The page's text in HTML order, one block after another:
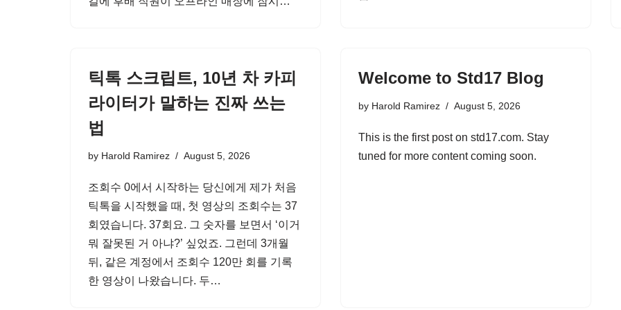
틱톡 스크립트, 10년 차 카피
라이터가 말하는 진짜 쓰는
법
by Harold Ramirez August 5, 2026
조회수 0에서 시작하는 당신에게 제가 처음
틱톡을 시작했을 때, 첫 영상의 조회수는 37
회였습니다. 37회요. 그 숫자를 보면서 ‘이거
뭐 잘못된 거 아냐?’ 싶었죠. 그런데 3개월
뒤, 같은 계정에서 조회수 120만 회를 기록
한 영상이 나왔습니다. 두…
Welcome to Std17 Blog
by Harold Ramirez August 5, 2026
This is the first post on std17.com. Stay
tuned for more content coming soon.